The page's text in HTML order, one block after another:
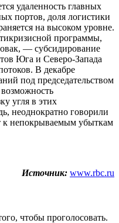
удаленность главных
портов, доля логистики
на высоком уровне.
программы,
— субсидирование
Юга и Северо-Запада
В декабре
под председательством
угля в этих
неоднократно говорили
к непокрываемым убыткам
Источник: www.rbc.ru
чтобы проголосовать.